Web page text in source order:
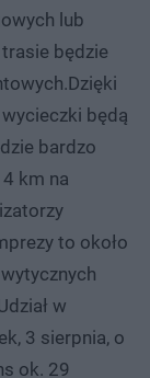
lub
będzie
będą
bardzo
km na
to około
w
3 sierpnia, o
ok. 29